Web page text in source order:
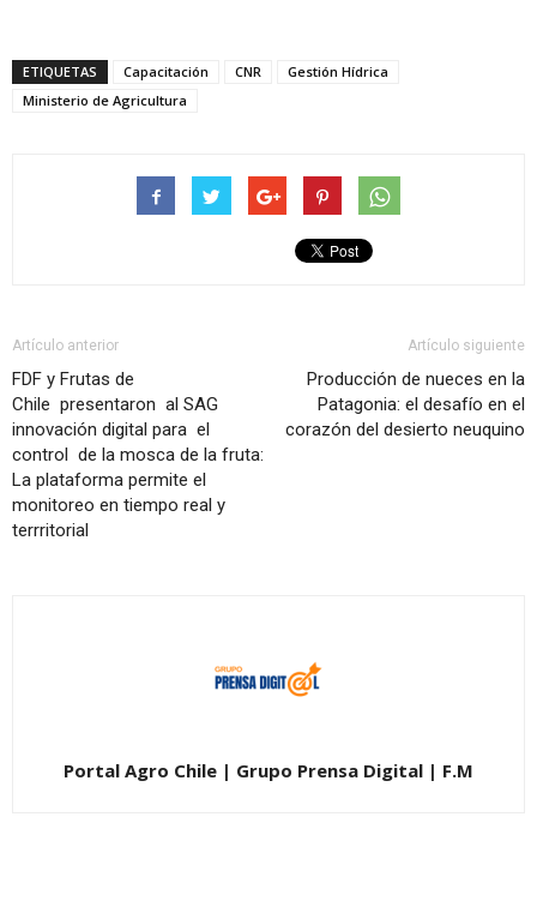
ETIQUETAS Capacitación CNR
Gestión Hídrica
Ministerio de Agricultura
Artículo anterior
FDF y Frutas de
Chile presentaron al SAG
innovación digital para el
control de la mosca de la fruta:
La plataforma permite el
monitoreo en tiempo real y
terrritorial
Artículo siguiente
Producción de nueces en la
Patagonia: el desafío en el
corazón del desierto neuquino
Portal Agro Chile | Grupo Prensa Digital | F.M